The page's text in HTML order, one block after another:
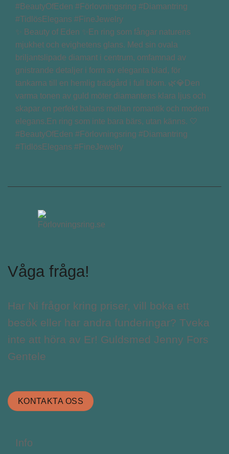
✨ Beauty of Eden ✨En ring som fångar naturens
mjukhet och evighetens glans. Med sin ovala
briljantslipade diamant i centrum, omfamnad av
gnistrande detaljer i form av eleganta blad, för
tankarna till en hemlig trädgård i full blom. 🌿💎Den
varma tonen av guld möter diamantens klara ljus och
skapar en perfekt balans mellan romantik och modern
elegans.En ring som inte bara bärs, utan känns. 🤍
#BeautyOfEden #Förlovningsring #Diamantring
#TidlösElegans #FineJewelry
Våga fråga!
Har Ni frågor kring priser, vill boka ett
besök eller har andra funderingar? Tveka
inte att höra av Er! Guldsmed Jenny Fors
Gentele
KONTAKTA OSS
Info